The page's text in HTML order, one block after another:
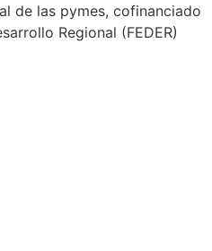
de las pymes, cofinanciado
Regional (FEDER)